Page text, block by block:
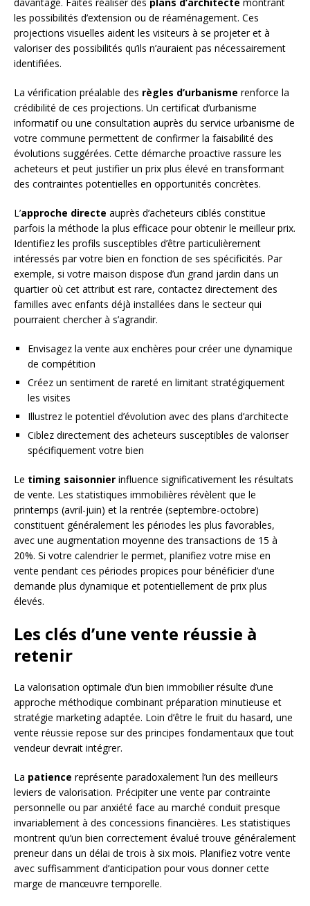
les possibilités d’extension ou de réaménagement. Ces
projections visuelles aident les visiteurs à se projeter et à
valoriser des possibilités qu’ils n’auraient pas nécessairement
identifiées.
La vérification préalable des règles d’urbanisme renforce la
crédibilité de ces projections. Un certificat d’urbanisme
informatif ou une consultation auprès du service urbanisme de
votre commune permettent de confirmer la faisabilité des
évolutions suggérées. Cette démarche proactive rassure les
acheteurs et peut justifier un prix plus élevé en transformant
des contraintes potentielles en opportunités concrètes.
L’approche directe auprès d’acheteurs ciblés constitue
parfois la méthode la plus efficace pour obtenir le meilleur prix.
Identifiez les profils susceptibles d’être particulièrement
intéressés par votre bien en fonction de ses spécificités. Par
exemple, si votre maison dispose d’un grand jardin dans un
quartier où cet attribut est rare, contactez directement des
familles avec enfants déjà installées dans le secteur qui
pourraient chercher à s’agrandir.
Envisagez la vente aux enchères pour créer une dynamique
de compétition
Créez un sentiment de rareté en limitant stratégiquement
les visites
Illustrez le potentiel d’évolution avec des plans d’architecte
Ciblez directement des acheteurs susceptibles de valoriser
spécifiquement votre bien
Le timing saisonnier influence significativement les résultats
de vente. Les statistiques immobilières révèlent que le
printemps (avril-juin) et la rentrée (septembre-octobre)
constituent généralement les périodes les plus favorables,
avec une augmentation moyenne des transactions de 15 à
20%. Si votre calendrier le permet, planifiez votre mise en
vente pendant ces périodes propices pour bénéficier d’une
demande plus dynamique et potentiellement de prix plus
élevés.
Les clés d’une vente réussie à
retenir
La valorisation optimale d’un bien immobilier résulte d’une
approche méthodique combinant préparation minutieuse et
stratégie marketing adaptée. Loin d’être le fruit du hasard, une
vente réussie repose sur des principes fondamentaux que tout
vendeur devrait intégrer.
La patience représente paradoxalement l’un des meilleurs
leviers de valorisation. Précipiter une vente par contrainte
personnelle ou par anxiété face au marché conduit presque
invariablement à des concessions financières. Les statistiques
montrent qu’un bien correctement évalué trouve généralement
preneur dans un délai de trois à six mois. Planifiez votre vente
avec suffisamment d’anticipation pour vous donner cette
marge de manœuvre temporelle.